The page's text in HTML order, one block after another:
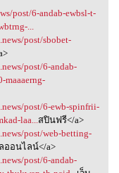
post/6-andab-ewbsl-t-
...
post/sbobet-
post/6-andab-
maaaerng-
post/6-ewb-spinfrii-
laa...สปินฟรี</a>
post/web-betting-
ออนไลน์</a>
post/6-andab-